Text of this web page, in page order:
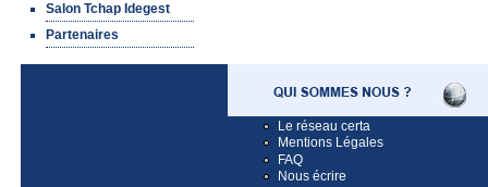
Salon Tchap Idegest
Partenaires
Le réseau certa
Mentions Légales
FAQ
Nous écrire